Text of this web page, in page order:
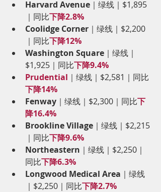
Harvard Avenue ｜绿线｜$1,895
｜同比下降2.8%
Coolidge Corner ｜绿线｜$2,200
｜同比下降12%
Washington Square ｜绿线｜
$1,925｜同比下降9.4%
Prudential ｜绿线｜$2,581｜同比
下降14%
Fenway ｜绿线｜$2,300｜同比下
降16.4%
Brookline Village ｜绿线｜$2,215
｜同比下降9.6%
Northeastern ｜绿线｜$2,250｜
同比下降6.3%
Longwood Medical Area ｜绿线
｜$2,250｜同比下降2.7%